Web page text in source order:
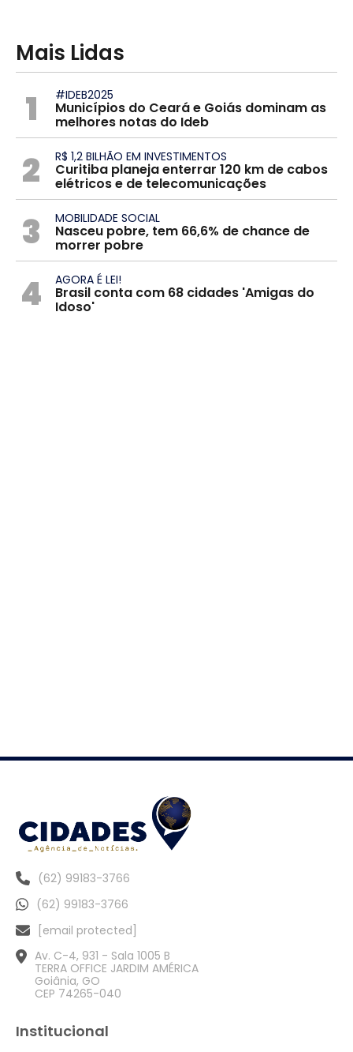
Mais Lidas
1 #IDEB2025
Municípios do Ceará e Goiás dominam as
melhores notas do Ideb
2 R$ 1,2 BILHÃO EM INVESTIMENTOS
Curitiba planeja enterrar 120 km de cabos
elétricos e de telecomunicações
3 MOBILIDADE SOCIAL
Nasceu pobre, tem 66,6% de chance de
morrer pobre
4 AGORA É LEI!
Brasil conta com 68 cidades 'Amigas do
Idoso'
(62) 99183-3766
(62) 99183-3766
[email protected]
Av. C-4, 931 - Sala 1005 B
TERRA OFFICE JARDIM AMÉRICA
Goiânia, GO
CEP 74265-040
Institucional